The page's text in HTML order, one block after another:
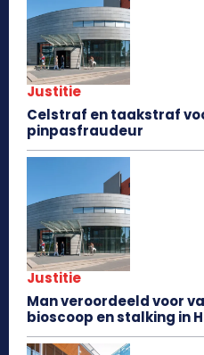
Justitie
Celstraf en taakstraf
pinpasfraudeur
Justitie
Man veroordeeld voor
bioscoop en stalking in